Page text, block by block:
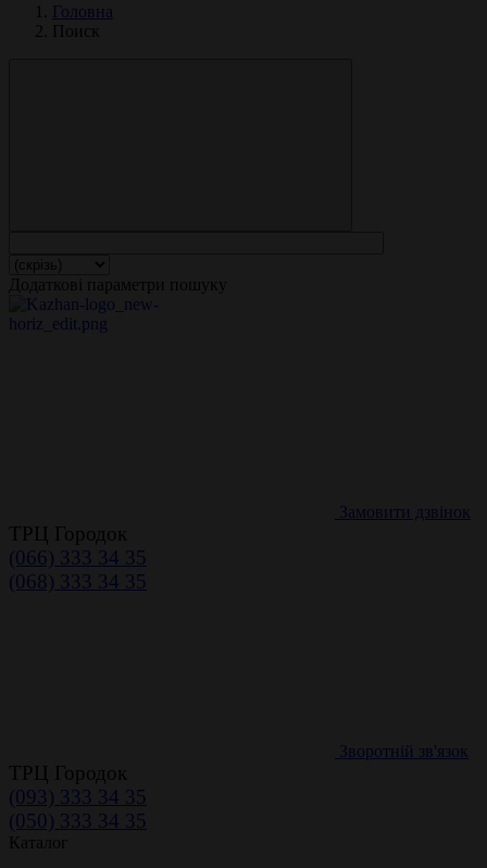
Головна
Поиск
Додаткові параметри пошуку
Замовити дзвінок
ТРЦ Городок
(066) 333 34 35
(068) 333 34 35
Зворотній зв'язок
ТРЦ Городок
(093) 333 34 35
(050) 333 34 35
Каталог